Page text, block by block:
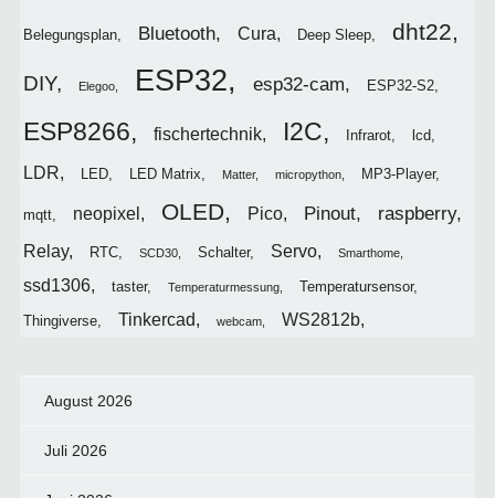
Belegungsplan Bluetooth Cura Deep Sleep dht22
DIY Elegoo ESP32 esp32-cam ESP32-S2
ESP8266 fischertechnik I2C Infrarot lcd
LDR LED LED Matrix Matter micropython MP3-Player
mqtt neopixel OLED Pico Pinout raspberry
Relay RTC SCD30 Schalter Servo Smarthome
ssd1306 taster Temperaturmessung Temperatursensor
Thingiverse Tinkercad webcam WS2812b
August 2026
Juli 2026